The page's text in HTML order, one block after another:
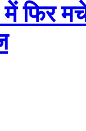
फिर